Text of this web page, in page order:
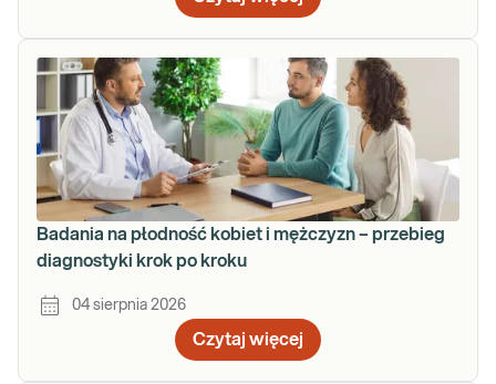
Badania na płodność kobiet i mężczyzn – przebieg
diagnostyki krok po kroku
04 sierpnia 2026
Czytaj więcej